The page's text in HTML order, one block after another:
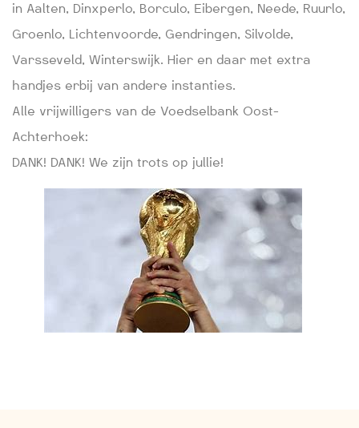
in Aalten, Dinxperlo, Borculo, Eibergen, Neede, Ruurlo,
Groenlo, Lichtenvoorde, Gendringen, Silvolde,
Varsseveld, Winterswijk. Hier en daar met extra
handjes erbij van andere instanties.
Alle vrijwilligers van de Voedselbank Oost-
Achterhoek:
DANK! DANK! We zijn trots op jullie!